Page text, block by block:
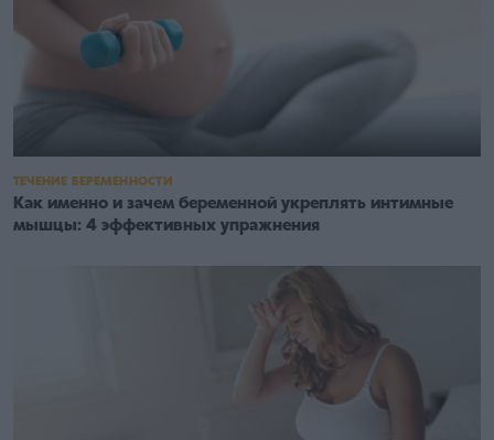
ТЕЧЕНИЕ БЕРЕМЕННОСТИ
Как именно и зачем беременной укреплять интимные
мышцы: 4 эффективных упражнения